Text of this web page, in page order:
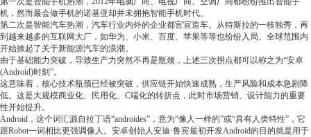
机，然而最会做手机的诺基亚却并未拥抱智能手机时代。
第二次是智能汽车热潮，汽车行业内外的企业都官宣造车。从特斯拉的一枝独秀，再
到越来越多的互联网大厂，如华为、小米、百度、苹果等等也纷纷入局。全球范围内
开始掀起了关于新能源汽车的浪潮。
由于基础能力突破，导致生产力突然不再是瓶颈，上述三次拐点都可以称之为“安卓
(Android)时刻”。
这意味着，核心技术瓶颈已经被突破，供应链开始快速成熟，生产风险和成本急剧降
低。这是大规模商业化、民用化、C端化的转折点，此时市场营销、设计能力的重要
性开始提升。
Android，这个词汇源自拉丁语“androides”，意为“像人一样的”或“具有人类特性”，它
跟Robot一词相比更强调像人。安卓创始人安迪·鲁宾最初开发Android的目的就是用于